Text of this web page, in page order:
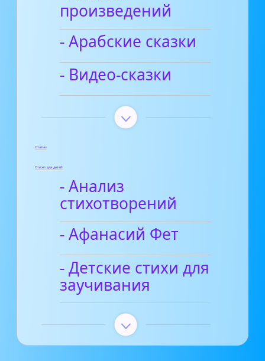
произведений
- Арабские сказки
- Видео-сказки
Статьи
Стихи для детей
- Анализ
стихотворений
- Афанасий Фет
- Детские стихи для
заучивания